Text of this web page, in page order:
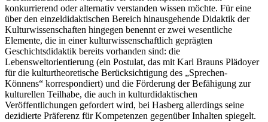
konkurrierend oder alternativ verstanden wissen möchte. Für eine
über den einzeldidaktischen Bereich hinausgehende Didaktik der
Kulturwissenschaften hingegen benennt er zwei wesentliche
Elemente, die in einer kulturwissenschaftlich geprägten
Geschichtsdidaktik bereits vorhanden sind: die
Lebensweltorientierung (ein Postulat, das mit Karl Brauns Plädoyer
für die kulturtheoretische Berücksichtigung des „Sprechen-
Könnens“ korrespondiert) und die Förderung der Befähigung zur
kulturellen Teilhabe, die auch in kulturdidaktischen
Veröffentlichungen gefordert wird, bei Hasberg allerdings seine
dezidierte Präferenz für Kompetenzen gegenüber Inhalten spiegelt.